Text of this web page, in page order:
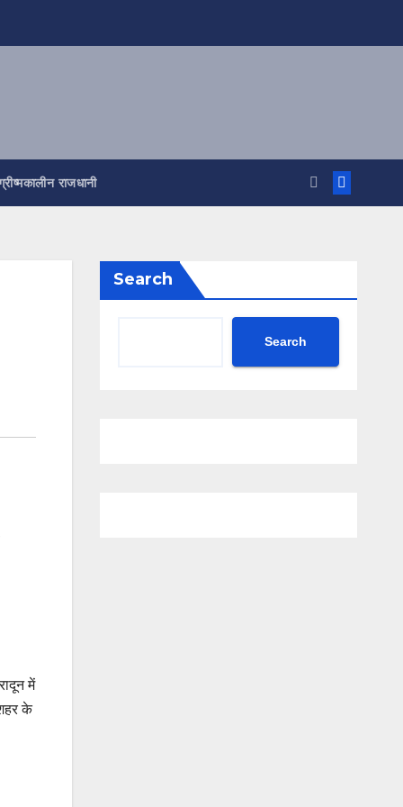
राजधानी
में
के
Search
Search